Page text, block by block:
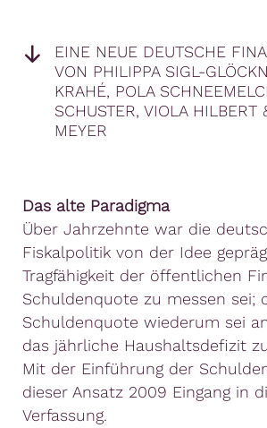
EINE NEUE DEUTSCHE
VON PHILIPPA SIGL-
KRAHÉ, POLA
SCHUSTER, VIOLA HILBERT
MEYER
Das alte Paradigma
Über Jahrzehnte war die
Fiskalpolitik von der Idee
Tragfähigkeit der öffentlichen
Schuldenquote zu messen sei;
Schuldenquote wiederum sei
das jährliche Haushaltsdefizit
Mit der Einführung der
dieser Ansatz 2009 Eingang in
Verfassung.